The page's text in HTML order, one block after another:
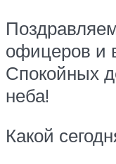
офицеров и
Спокойных
неба!
Какой